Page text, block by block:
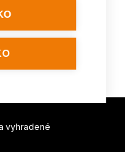
vyhradené